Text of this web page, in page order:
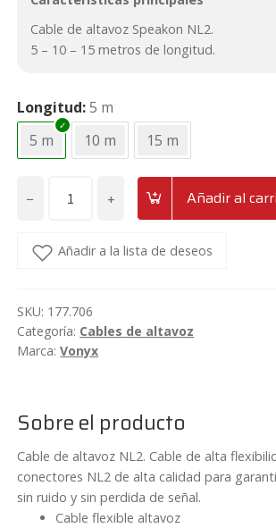
era:
12,95€.
es:
11€.
Cable de altavoz Speakon NL2.
5 – 10 – 15 metros de longitud.
Longitud 5 m
5 m
10 m 15 m
−
altavoz
NL2
de
5/10/15
CX-
302
cantidad
+ Añadir al
Añadir a la lista de deseos
SKU: 177.706
Categoría: Cables de altavoz
Marca:Vonyx
Sobre el producto
Cable de altavoz NL2. Cable de alta
conectores NL2 de alta calidad para
sin ruido y sin perdida de señal.
Cable flexible altavoz